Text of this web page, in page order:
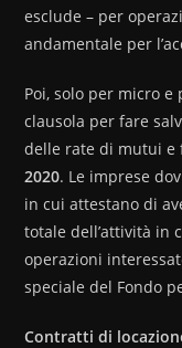
esclude – per
andamentale per
Poi, solo per micro
clausola per fare
delle rate di mutui
2020. Le imprese
in cui attestano di
totale dell’attività in
operazioni
speciale del Fondo
Contratti di